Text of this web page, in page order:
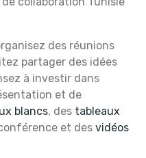
des réunions
partager des idées
à investir dans
et de
blancs, des tableaux
et des vidéos